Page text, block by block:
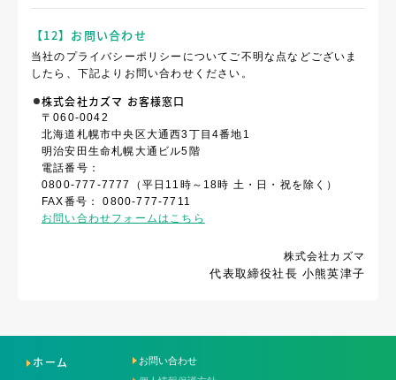
【12】お問い合わせ
当社のプライバシーポリシーについてご不明な点などございま
したら、下記よりお問い合わせください。
株式会社カズマ お客様窓口
〒060-0042
北海道札幌市中央区大通西3丁目4番地1
明治安田生命札幌大通ビル5階
電話番号：
0800-777-7777（平日11時～18時 土・日・祝を除く）
FAX番号：
0800-777-7711
お問い合わせフォームはこちら
株式会社カズマ
代表取締役社長 小熊英津子
ホーム
お問い合わせ